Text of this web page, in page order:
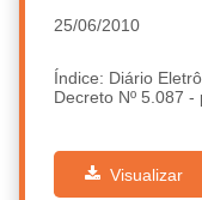
25/06/2010
Índice: Diário
Decreto Nº 5.087 -
Visualizar